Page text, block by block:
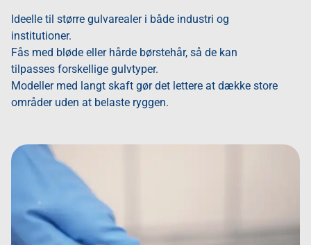
Ideelle til større gulvarealer i både industri og
institutioner.
Fås med bløde eller hårde børstehår, så de kan
tilpasses forskellige gulvtyper.
Modeller med langt skaft gør det lettere at dække store
områder uden at belaste ryggen.